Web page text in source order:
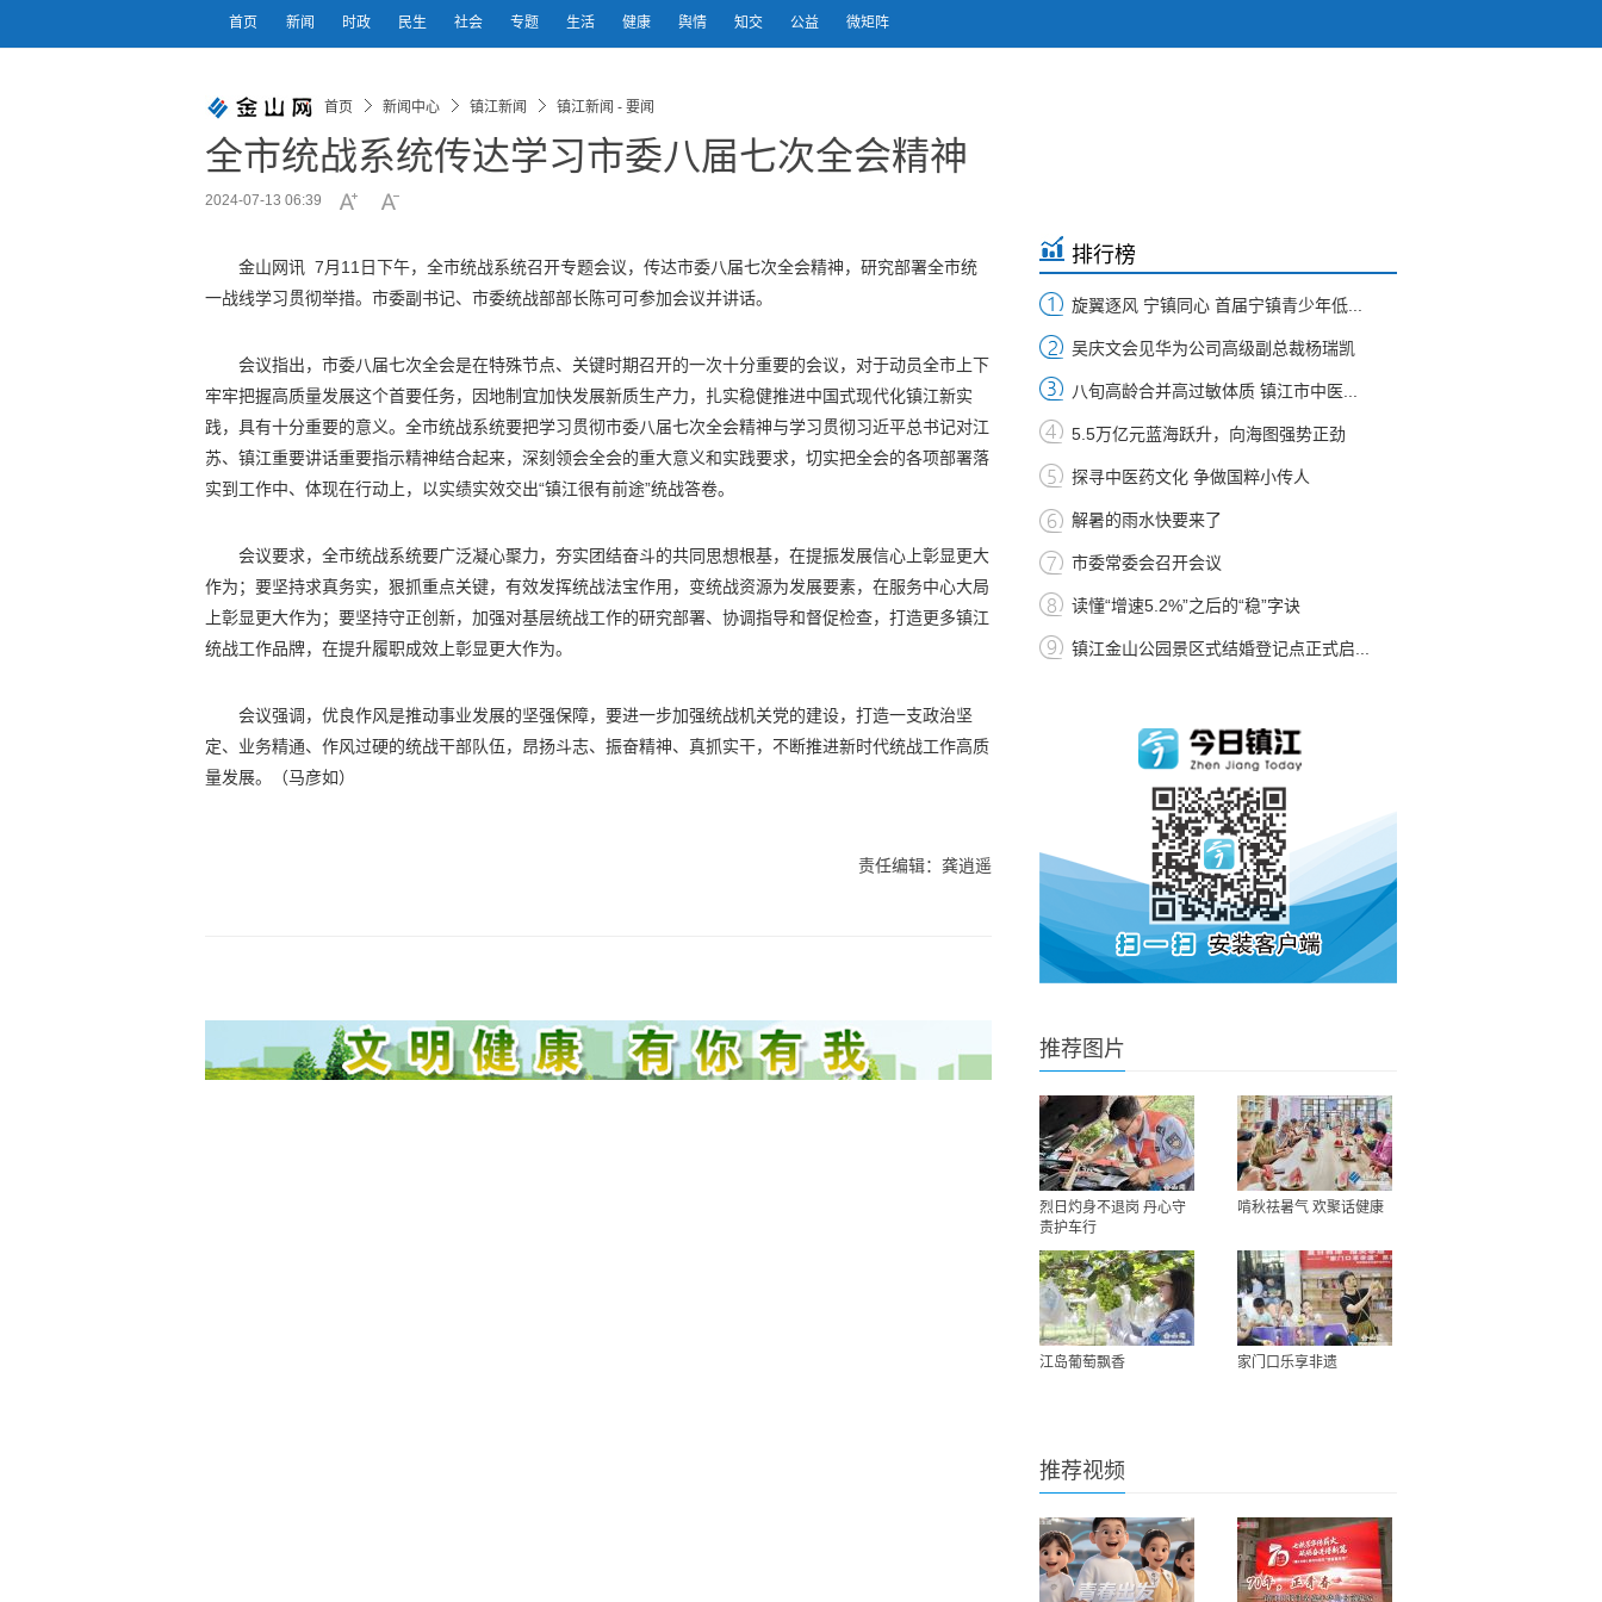
首页 新闻 时政 民生 社会 专题 生活 健康 舆情 知交 公益 微矩阵
首页 新闻中心 镇江新闻 镇江新闻 - 要闻
全市统战系统传达学习市委八届七次全会精神
2024-07-13 06:39
金山网讯 7月11日下午，全市统战系统召开专题会议，传达市委八届七次全会精神，研究部署全市统
一战线学习贯彻举措。市委副书记、市委统战部部长陈可可参加会议并讲话。
会议指出，市委八届七次全会是在特殊节点、关键时期召开的一次十分重要的会议，对于动员全市上下
牢牢把握高质量发展这个首要任务，因地制宜加快发展新质生产力，扎实稳健推进中国式现代化镇江新实
践，具有十分重要的意义。全市统战系统要把学习贯彻市委八届七次全会精神与学习贯彻习近平总书记对江
苏、镇江重要讲话重要指示精神结合起来，深刻领会全会的重大意义和实践要求，切实把全会的各项部署落
实到工作中、体现在行动上，以实绩实效交出“镇江很有前途”统战答卷。
会议要求，全市统战系统要广泛凝心聚力，夯实团结奋斗的共同思想根基，在提振发展信心上彰显更大
作为；要坚持求真务实，狠抓重点关键，有效发挥统战法宝作用，变统战资源为发展要素，在服务中心大局
上彰显更大作为；要坚持守正创新，加强对基层统战工作的研究部署、协调指导和督促检查，打造更多镇江
统战工作品牌，在提升履职成效上彰显更大作为。
会议强调，优良作风是推动事业发展的坚强保障，要进一步加强统战机关党的建设，打造一支政治坚
定、业务精通、作风过硬的统战干部队伍，昂扬斗志、振奋精神、真抓实干，不断推进新时代统战工作高质
量发展。
（马彦如）
责任编辑：龚逍遥
排行榜
旋翼逐风 宁镇同心 首届宁镇青少年低...
吴庆文会见华为公司高级副总裁杨瑞凯
八旬高龄合并高过敏体质 镇江市中医...
5.5万亿元蓝海跃升，向海图强势正劲
探寻中医药文化 争做国粹小传人
解暑的雨水快要来了
市委常委会召开会议
读懂“增速5.2%”之后的“稳”字诀
镇江金山公园景区式结婚登记点正式启...
推荐图片
烈日灼身不退岗 丹心守
责护车行
啃秋祛暑气 欢聚话健康
江岛葡萄飘香 家门口乐享非遗
推荐视频